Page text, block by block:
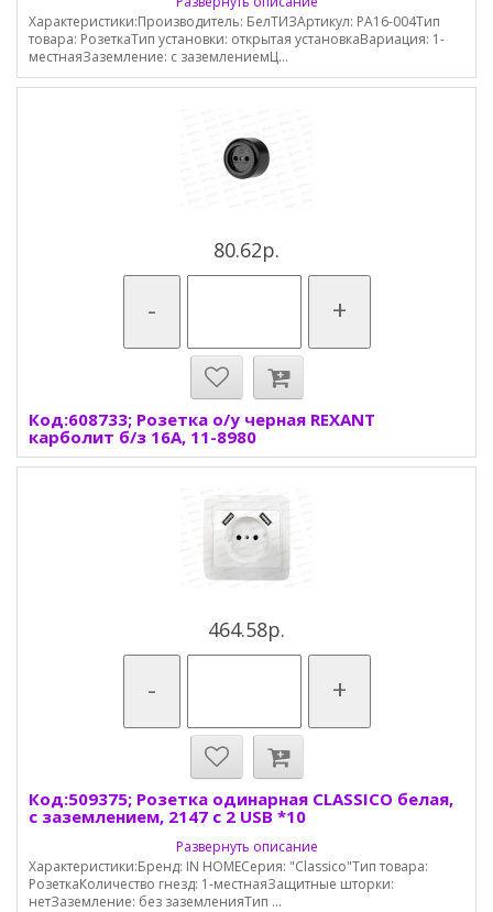
Характеристики:Производитель: БелТИЗАртикул: РА16-004Тип
товара: РозеткаТип установки: открытая установкаВариация: 1-
местнаяЗаземление: с заземлениемЦ...
80.62р.
- +
Код:608733; Розетка о/у черная REXANT
карболит б/з 16А, 11-8980
464.58р.
- +
Код:509375; Розетка одинарная CLASSICO белая,
с заземлением, 2147 с 2 USB *10
Развернуть описание
Характеристики:Бренд: IN HOMEСерия: "Classico"Тип товара:
РозеткаКоличество гнезд: 1-местнаяЗащитные шторки:
нетЗаземление: без заземленияТип ...